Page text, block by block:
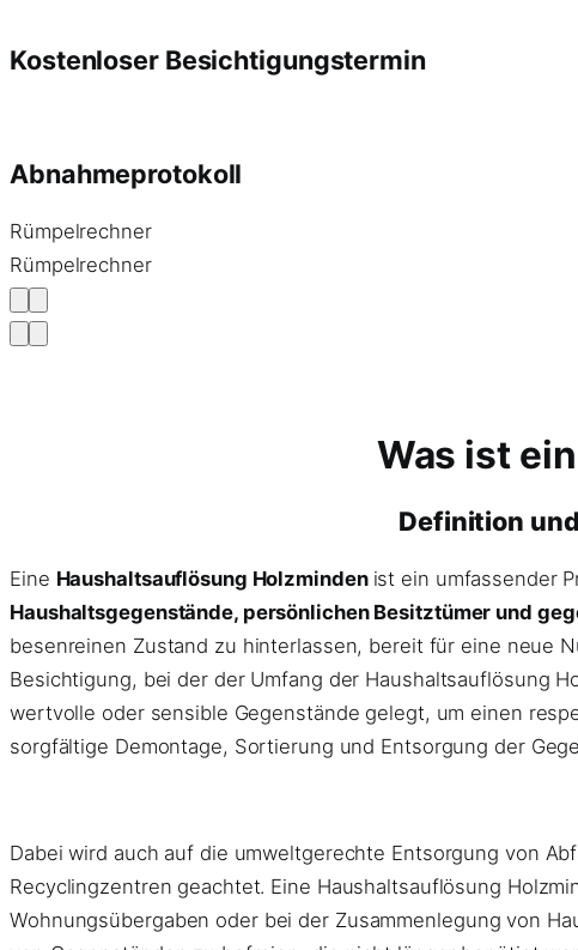
Kostenloser Besichtigungstermin
Abnahmeprotokoll
Rümpelrechner
Rümpelrechner
Was ist
Definition
Eine Haushaltsauflösung Holzminden ist ein umfassender
Haushaltsgegenstände, persönlichen Besitztümer und
besenreinen Zustand zu hinterlassen, bereit für eine neue
Besichtigung, bei der der Umfang der Haushaltsauflösung
wertvolle oder sensible Gegenstände gelegt, um einen
sorgfältige Demontage, Sortierung und Entsorgung der
Dabei wird auch auf die umweltgerechte Entsorgung von
Recyclingzentren geachtet. Eine Haushaltsauflösung
Wohnungsübergaben oder bei der Zusammenlegung von